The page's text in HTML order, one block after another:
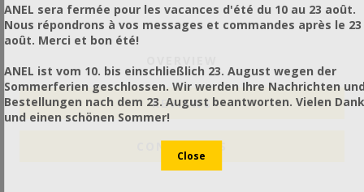
REVIEWS
ANEL sera fermée pour les vacances d'été du 10 au 23 août.
Nous répondrons à vos messages et commandes après le 23
août. Merci et bon été!
ANEL ist vom 10. bis einschließlich 23. August wegen der
Sommerferien geschlossen. Wir werden Ihre Nachrichten
Bestellungen nach dem 23. August beantworten. Vielen Dank
und einen schönen Sommer!